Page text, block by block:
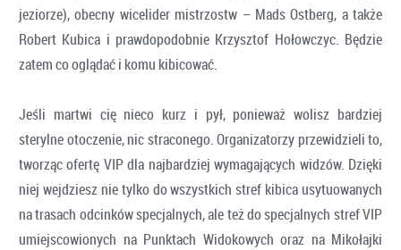
jeziorze), obecny wicelider mistrzostw – Mads Ostberg, a także
Robert Kubica i prawdopodobnie Krzysztof Hołowczyc. Będzie
zatem co oglądać i komu kibicować.
Jeśli martwi cię nieco kurz i pył, ponieważ wolisz bardziej
sterylne otoczenie, nic straconego. Organizatorzy przewidzieli to,
tworząc ofertę VIP dla najbardziej wymagających widzów. Dzięki
niej wejdziesz nie tylko do wszystkich stref kibica usytuowanych
na trasach odcinków specjalnych, ale też do specjalnych stref VIP
umiejscowionych na Punktach Widokowych oraz na Mikołajki